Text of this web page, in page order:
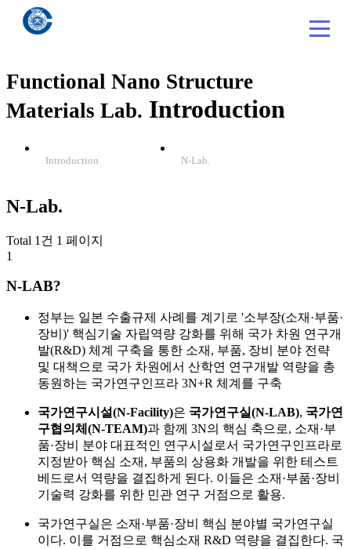
Functional Nano Structure
Materials Lab. Introduction
Introduction N-Lab.
N-Lab.
Total 1건 1 페이지
1
N-LAB?
정부는 일본 수출규제 사례를 계기로 '소부장(소재·부품·
장비)' 핵심기술 자립역량 강화를 위해 국가 차원 연구개
발(R&D) 체계 구축을 통한 소재, 부품, 장비 분야 전략
및 대책으로 국가 차원에서 산학연 연구개발 역량을 총
동원하는 국가연구인프라 3N+R 체계를 구축
국가연구시설(N-Facility)은 국가연구실(N-LAB), 국가연
구협의체(N-TEAM)과 함께 3N의 핵심 축으로, 소재·부
품·장비 분야 대표적인 연구시설로서 국가연구인프라로
지정받아 핵심 소재, 부품의 상용화 개발을 위한 테스트
베드로서 역량을 결집하게 된다. 이들은 소재·부품·장비
기술력 강화를 위한 민관 연구 거점으로 활용.
국가연구실은 소재·부품·장비 핵심 분야별 국가연구실
이다. 이를 거점으로 핵심소재 R&D 역량을 결집한다. 국